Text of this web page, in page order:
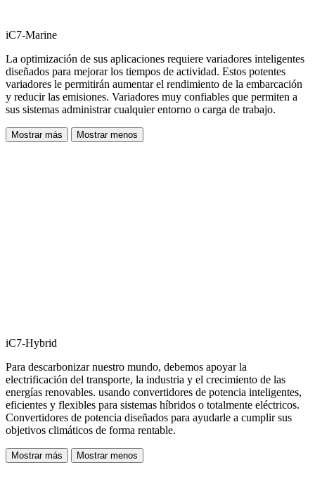
iC7-Marine
La optimización de sus aplicaciones requiere variadores inteligentes
diseñados para mejorar los tiempos de actividad. Estos potentes
variadores le permitirán aumentar el rendimiento de la embarcación
y reducir las emisiones. Variadores muy confiables que permiten a
sus sistemas administrar cualquier entorno o carga de trabajo.
Mostrar más Mostrar menos
iC7-Hybrid
Para descarbonizar nuestro mundo, debemos apoyar la
electrificación del transporte, la industria y el crecimiento de las
energías renovables. usando convertidores de potencia inteligentes,
eficientes y flexibles para sistemas híbridos o totalmente eléctricos.
Convertidores de potencia diseñados para ayudarle a cumplir sus
objetivos climáticos de forma rentable.
Mostrar más Mostrar menos